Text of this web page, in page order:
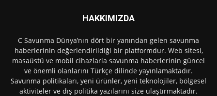
HAKKIMIZDA
C Savunma Dünya’nın dört bir yanından gelen savunma
haberlerinin değerlendirildiği bir platformdur. Web sitesi,
masaüstü ve mobil cihazlarla savunma haberlerinin güncel
ve önemli olanlarını Türkçe dilinde yayınlamaktadır.
Savunma politikaları, yeni ürünler, yeni teknolojiler, bölgesel
aktiviteler ve dış politika yazılarını size ulaştırmaktadır.